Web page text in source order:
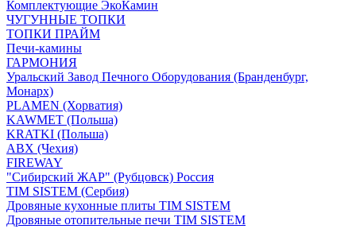
Комплектующие ЭкоКамин
ЧУГУННЫЕ ТОПКИ
ТОПКИ ПРАЙМ
Печи-камины
ГАРМОНИЯ
Уральский Завод Печного Оборудования (Бранденбург,
Монарх)
PLAMEN (Хорватия)
KAWMET (Польша)
KRATKI (Польша)
ABX (Чехия)
FIREWAY
"Сибирский ЖАР" (Рубцовск) Россия
TIM SISTEM (Сербия)
Дровяные кухонные плиты TIM SISTEM
Дровяные отопительные печи TIM SISTEM